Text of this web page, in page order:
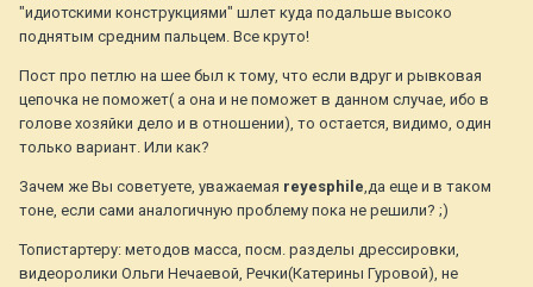
"идиотскими конструкциями" шлет куда подальше высоко
поднятым средним пальцем. Все круто!
Пост про петлю на шее был к тому, что если вдруг и рывковая
цепочка не поможет( а она и не поможет в данном случае, ибо в
голове хозяйки дело и в отношении), то остается, видимо, один
только вариант. Или как?
Зачем же Вы советуете, уважаемая reyesphile,да еще и в таком
тоне, если сами аналогичную проблему пока не решили? ;)
Топистартеру: методов масса, посм. разделы дрессировки,
видеоролики Ольги Нечаевой, Речки(Катерины Гуровой), не